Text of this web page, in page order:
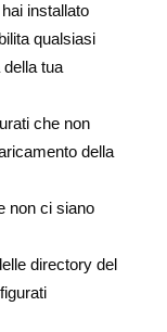
installato
qualsiasi
tua
che non
della
non ci siano
directory del